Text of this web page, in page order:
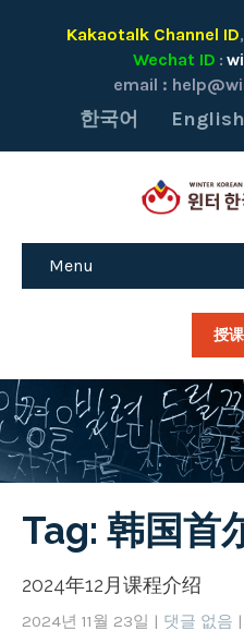
Kakaotalk Channel ID,
Wechat ID :
email :
한국어 English
Menu
授
Tag: 韩国首
2024年12月课程介绍
2024년 11월 23일 | 댓글 없음